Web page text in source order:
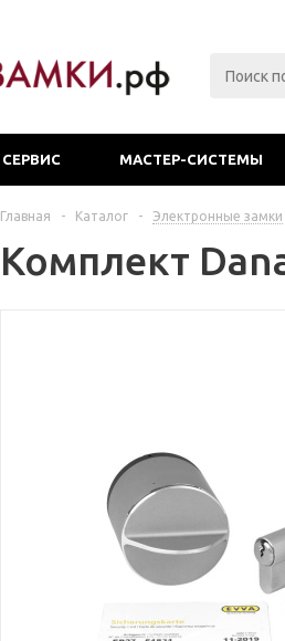
СЕРВИС МАСТЕР-СИСТЕМЫ
Главная - Каталог - Электронные замки
Комплект